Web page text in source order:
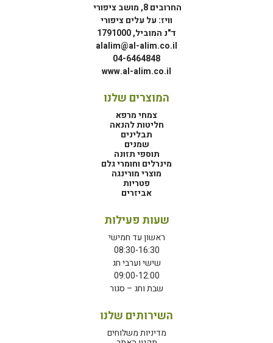
החרובים 8, מושב ציפורי
וויז: על עלים ציפורי
ד"נ המוביל, 1791000
alalim@al-alim.co.il
04-6464848
www.al-alim.co.il
המוצרים שלנו
צמחי מרפא
חליטות להנאה
תבלינים
שמנים
תוספי תזונה
מינרלים וחומרי גלם
מוצרי מורינגה
פטריות
אביזרים
שעות פעילות
ראשון עד חמישי
08:30-16:30
שישי וערבי חג
09:00-12:00
שבת וחג – סגור
השירותים שלנו
מדיניות משלוחים